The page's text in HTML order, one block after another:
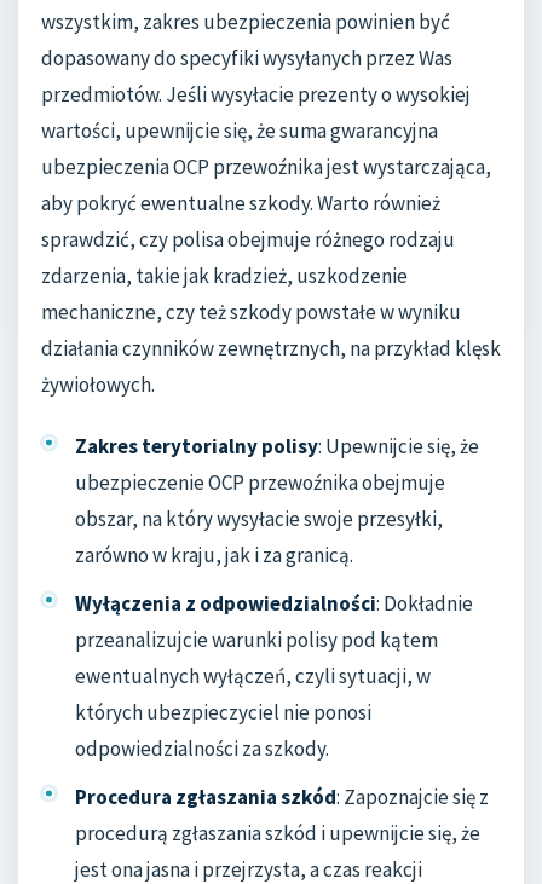
wszystkim, zakres ubezpieczenia powinien być
dopasowany do specyfiki wysyłanych przez Was
przedmiotów. Jeśli wysyłacie prezenty o wysokiej
wartości, upewnijcie się, że suma gwarancyjna
ubezpieczenia OCP przewoźnika jest wystarczająca,
aby pokryć ewentualne szkody. Warto również
sprawdzić, czy polisa obejmuje różnego rodzaju
zdarzenia, takie jak kradzież, uszkodzenie
mechaniczne, czy też szkody powstałe w wyniku
działania czynników zewnętrznych, na przykład klęsk
żywiołowych.
Zakres terytorialny polisy: Upewnijcie się, że
ubezpieczenie OCP przewoźnika obejmuje
obszar, na który wysyłacie swoje przesyłki,
zarówno w kraju, jak i za granicą.
Wyłączenia z odpowiedzialności: Dokładnie
przeanalizujcie warunki polisy pod kątem
ewentualnych wyłączeń, czyli sytuacji, w
których ubezpieczyciel nie ponosi
odpowiedzialności za szkody.
Procedura zgłaszania szkód: Zapoznajcie się z
procedurą zgłaszania szkód i upewnijcie się, że
jest ona jasna i przejrzysta, a czas reakcji